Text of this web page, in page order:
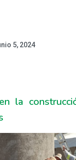
5, 2024
la